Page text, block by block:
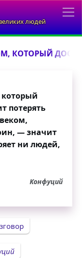
людей
КОТОРЫЙ
который
потерять
— значит
ни людей,
Конфуций